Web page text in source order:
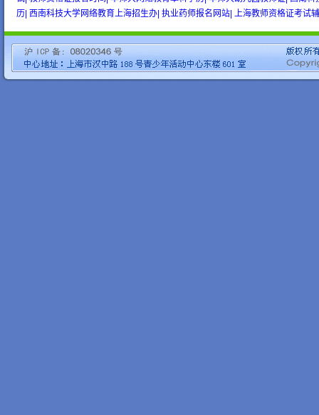
历| 西南科技大学网络教育上海招生办| 执业药师报名网站| 上海教师资格证考试